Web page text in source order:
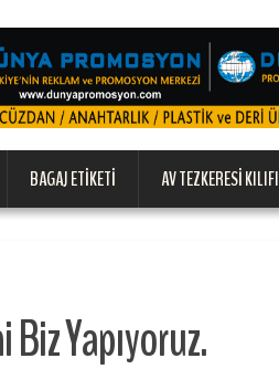
BAGAJ ETIKETI AV TEZKERESI KILIFI
Yapıyoruz.